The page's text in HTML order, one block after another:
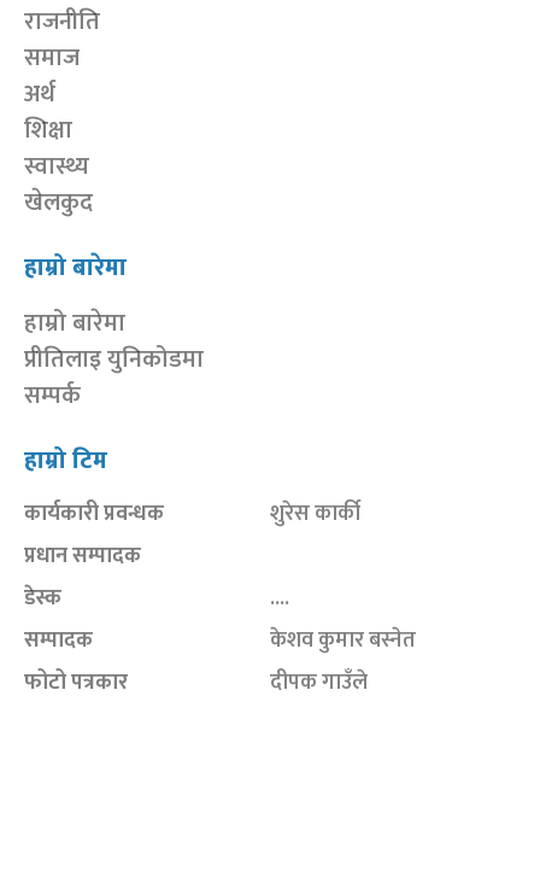
राजनीति
समाज
अर्थ
शिक्षा
स्वास्थ्य
खेलकुद
हाम्रो बारेमा
हाम्रो बारेमा
प्रीतिलाइ युनिकोडमा
सम्पर्क
हाम्रो टिम
कार्यकारी प्रवन्धक
शुरेस कार्की
प्रधान सम्पादक
डेस्क
....
सम्पादक
केशव कुमार बस्नेत
फोटो पत्रकार
दीपक गाउँले